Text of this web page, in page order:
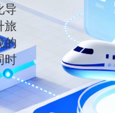
导
旅
的
时